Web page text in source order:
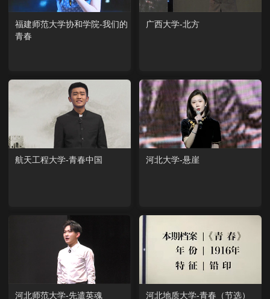
福建师范大学协和学院-我们的
青春
广西大学-北方
航天工程大学-青春中国 河北大学-悬崖
河北师范大学-先遣英魂 河北地质大学-青春（节选）